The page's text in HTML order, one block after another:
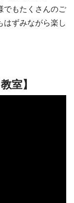
でもたくさんのご
はずみながら楽し
室】